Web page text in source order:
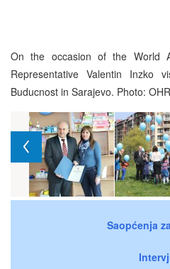
On the occasion of the World
Representative Valentin Inzko
Buducnost in Sarajevo. Photo: OHR
Saopćenja